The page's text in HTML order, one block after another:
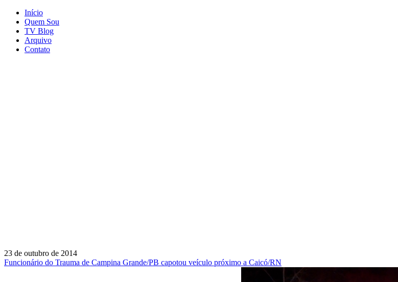
Início
Quem Sou
TV Blog
Arquivo
Contato
23 de outubro de 2014
Funcionário do Trauma de Campina Grande/PB capotou veículo próximo a Caicó/RN